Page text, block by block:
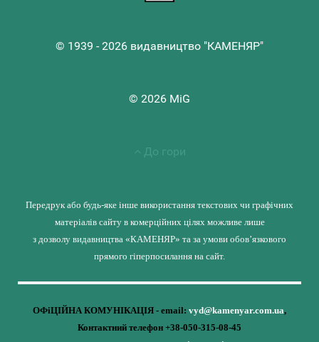
© 1939 - 2026 видавництво "КАМЕНЯР"
© 2026 MiG
До гори
Передрук або будь-яке інше використання текстових чи графічних
матеріалів сайту в комерційних цілях можливе лише
з дозволу видавництва «КАМЕНЯР» та за умови обов’язкового
прямого гіперпосилання на сайт.
ОФіЦІЙНА КОМУНІКАЦІЯ - email: vyd@kamenyar.com.ua,
Контактний телефон +38-050-315-08-45